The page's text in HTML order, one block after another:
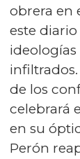
obrera en
este diario
de los
celebrará
en su
Perón